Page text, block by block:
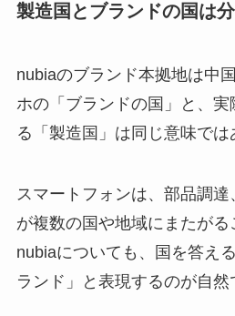
製造国とブランドの国は
nubiaのブランド本拠地は中
ホの「ブランドの国」と、
る「製造国」は同じ意味では
スマートフォンは、部品調
が複数の国や地域にまたがる
nubiaについても、国を答え
ランド」と表現するのが自然